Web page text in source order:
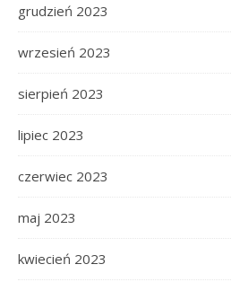
grudzień 2023
wrzesień 2023
sierpień 2023
lipiec 2023
czerwiec 2023
maj 2023
kwiecień 2023